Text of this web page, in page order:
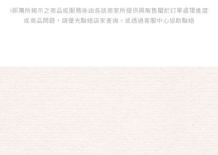
i郵購所揭示之商品或服務係由各該商家所提供與販售關於訂單處理進度
或商品問題，請優先聯絡店家查詢，或透過客服中心協助聯絡